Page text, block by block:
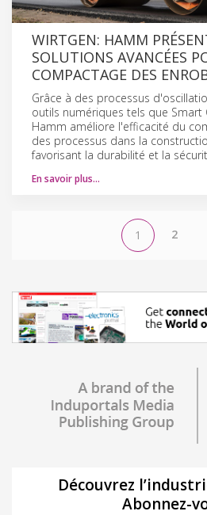
WIRTGEN: HAMM
SOLUTIONS AVANCÉES
COMPACTAGE DES
Grâce à des processus
outils numériques tels que
Hamm améliore l'efficacité du
des processus dans la
favorisant la durabilité et la
En savoir plus…
1 2
Découvrez
Abonnez-